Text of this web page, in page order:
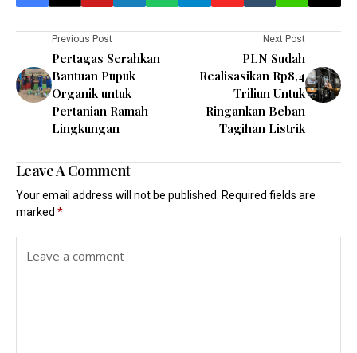
Previous Post
Pertagas Serahkan
Bantuan Pupuk
Organik untuk
Pertanian Ramah
Lingkungan
Next Post
PLN Sudah
Realisasikan Rp8,4
Triliun Untuk
Ringankan Beban
Tagihan Listrik
Leave A Comment
Your email address will not be published. Required fields are
marked *